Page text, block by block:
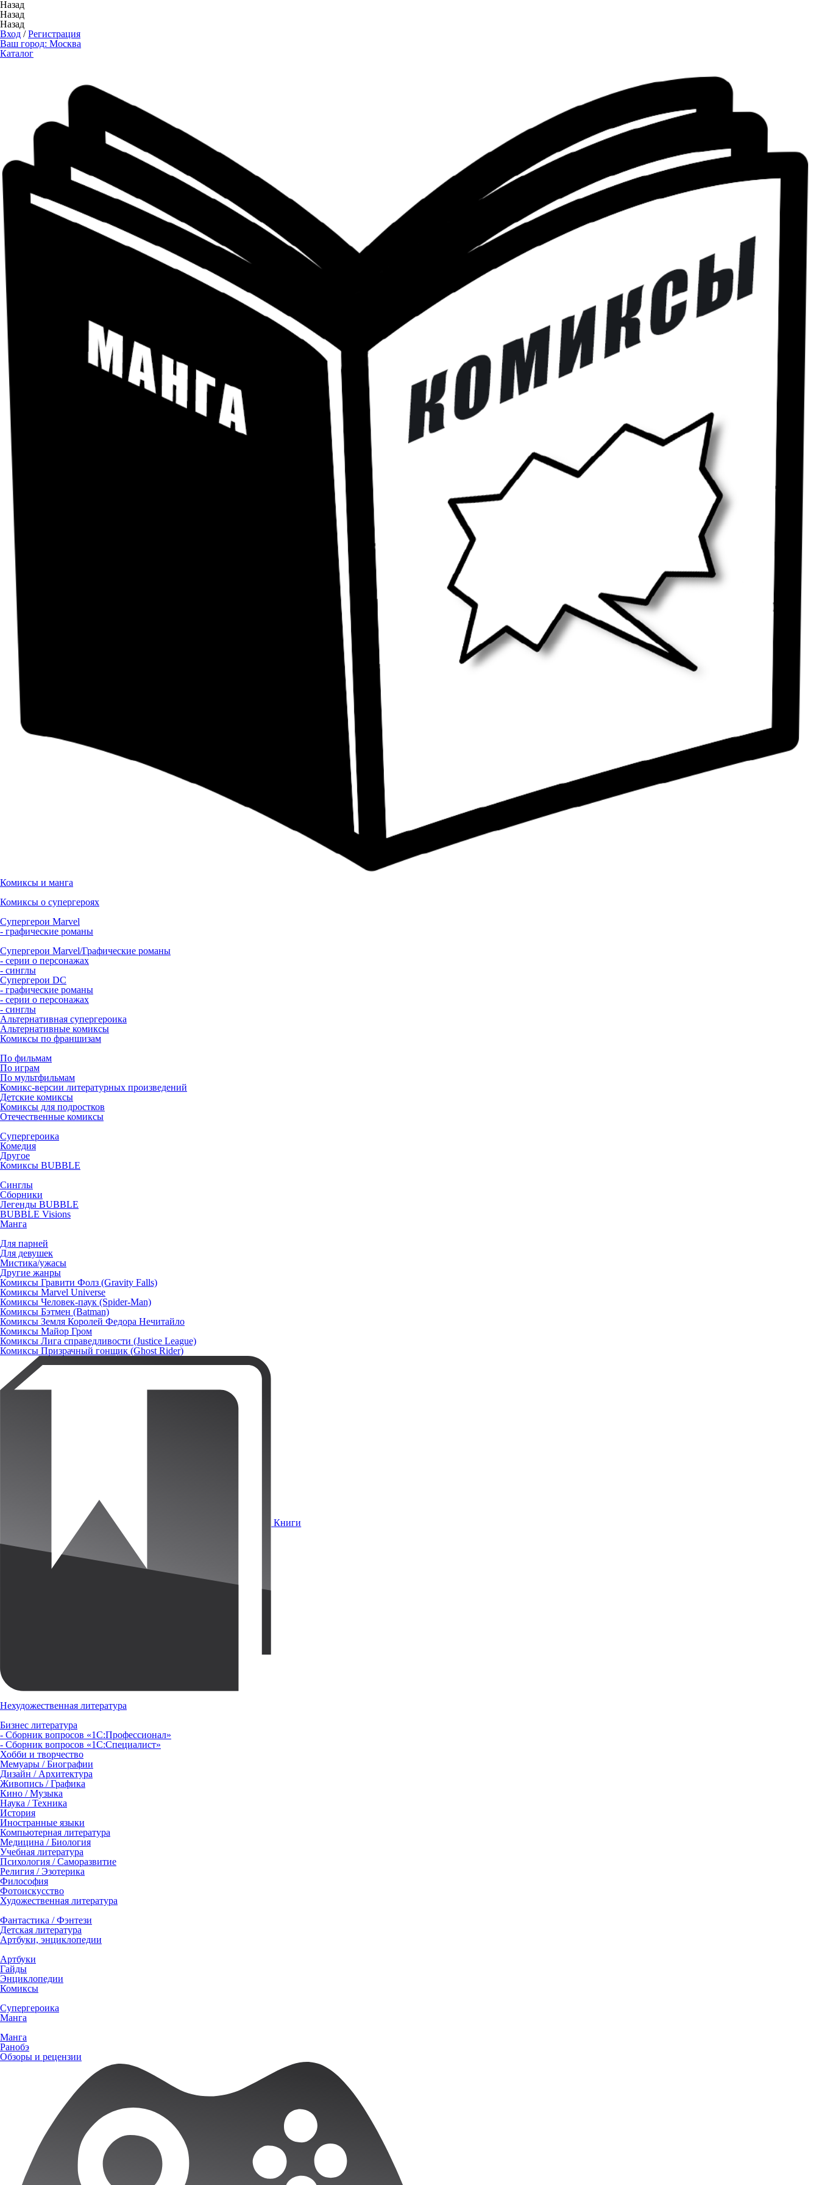
Назад
Назад
Назад
Вход /Регистрация
Ваш город: Москва
Каталог
Комиксы и манга
Комиксы о супергероях
Супергерои Marvel
- графические романы
Супергерои Marvel/Графические романы
- серии о персонажах
- синглы
Супергерои DC
- графические романы
- серии о персонажах
- синглы
Альтернативная супергероика
Альтернативные комиксы
Комиксы по франшизам
По фильмам
По играм
По мультфильмам
Комикс-версии литературных произведений
Детские комиксы
Комиксы для подростков
Отечественные комиксы
Супергероика
Комедия
Другое
Комиксы BUBBLE
Синглы
Сборники
Легенды BUBBLE
BUBBLE Visions
Манга
Для парней
Для девушек
Мистика/ужасы
Другие жанры
Комиксы Гравити Фолз (Gravity Falls)
Комиксы Marvel Universe
Комиксы Человек-паук (Spider-Man)
Комиксы Бэтмен (Batman)
Комиксы Земля Королей Федора Нечитайло
Комиксы Майор Гром
Комиксы Лига справедливости (Justice League)
Комиксы Призрачный гонщик (Ghost Rider)
Книги
Нехудожественная литература
Бизнес литература
- Сборник вопросов «1С:Профессионал»
- Сборник вопросов «1С:Специалист»
Хобби и творчество
Мемуары / Биографии
Дизайн / Архитектура
Живопись / Графика
Кино / Музыка
Наука / Техника
История
Иностранные языки
Компьютерная литература
Медицина / Биология
Учебная литература
Психология / Саморазвитие
Религия / Эзотерика
Философия
Фотоискусство
Художественная литература
Фантастика / Фэнтези
Детская литература
Артбуки, энциклопедии
Артбуки
Гайды
Энциклопедии
Комиксы
Супергероика
Манга
Манга
Ранобэ
Обзоры и рецензии